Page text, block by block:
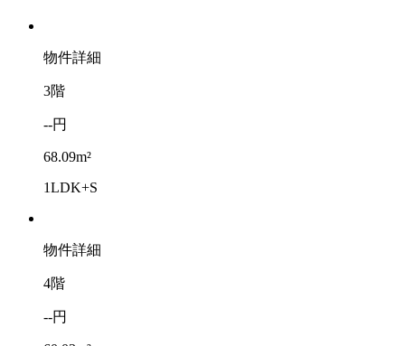
物件詳細
3階
--円
68.09m²
1LDK+S
物件詳細
4階
--円